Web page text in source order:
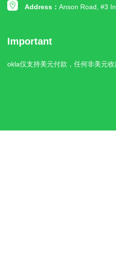
Address： Anson Road, #3
Important
okla仅支持美元付款，任何非美元